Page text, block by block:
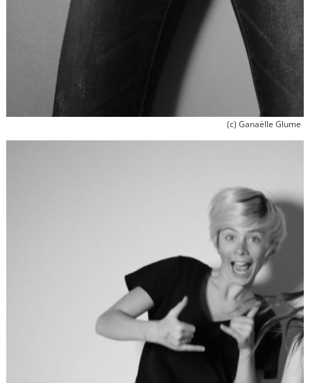
(c) Ganaëlle Glume